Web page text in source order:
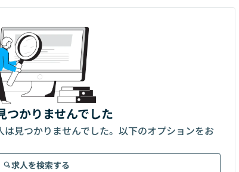
つかりませんでした
見つかりませんでした。以下のオプションをお
求人を検索する